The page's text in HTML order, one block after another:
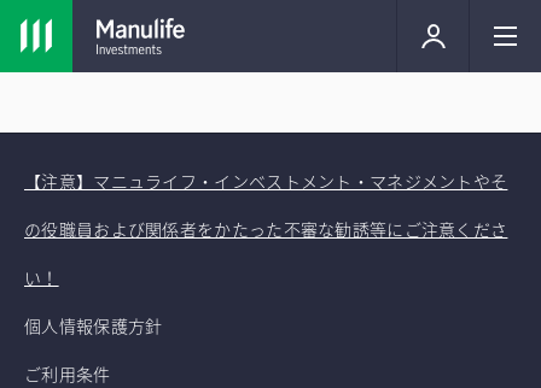
【注意】マニュライフ・インベストメント・マネジメントやそ
の役職員および関係者をかたった不審な勧誘等にご注意くださ
い！
個人情報保護方針
ご利用条件